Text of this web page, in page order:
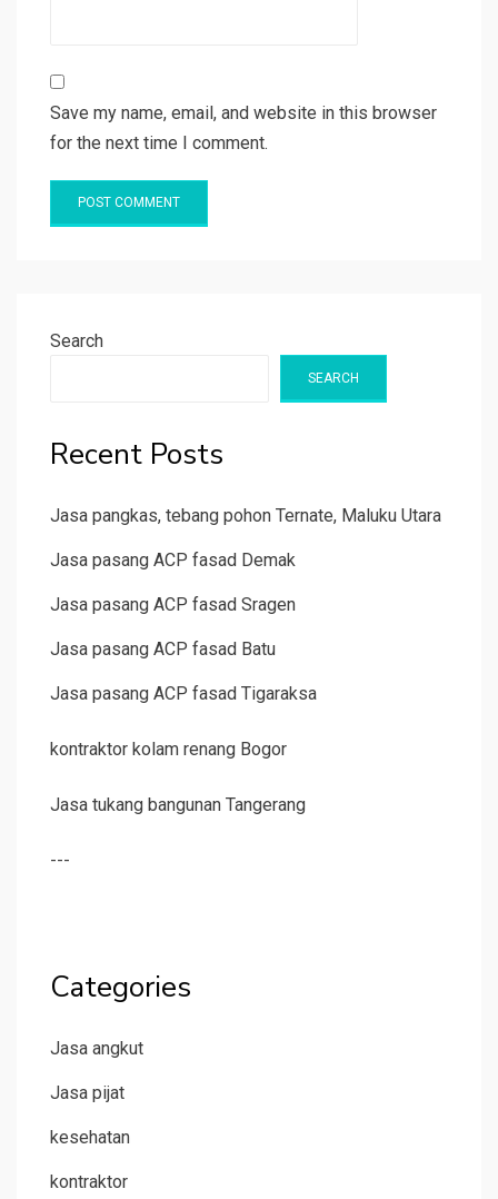
Save my name, email, and website in this browser
for the next time I comment.
Search
SEARCH
Recent Posts
Jasa pangkas, tebang pohon Ternate, Maluku Utara
Jasa pasang ACP fasad Demak
Jasa pasang ACP fasad Sragen
Jasa pasang ACP fasad Batu
Jasa pasang ACP fasad Tigaraksa
kontraktor kolam renang Bogor
Jasa tukang bangunan Tangerang
---
Categories
Jasa angkut
Jasa pijat
kesehatan
kontraktor